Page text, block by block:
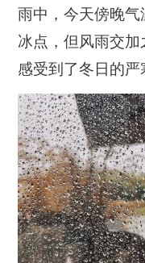
雨中，今天傍晚
冰点，但风雨交
感受到了冬日的严